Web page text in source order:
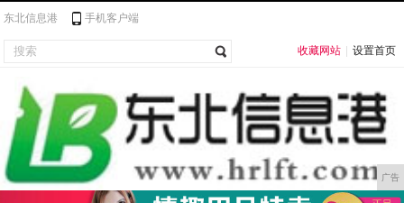
东北信息港 手机客户端
收藏网站 设置首页
广告